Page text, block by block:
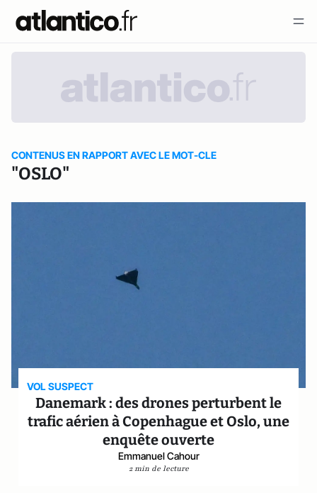
CONTENUS EN RAPPORT AVEC LE MOT-CLE
"OSLO"
VOL SUSPECT
Danemark : des drones perturbent le
trafic aérien à Copenhague et Oslo, une
enquête ouverte
Emmanuel Cahour
2 min de lecture